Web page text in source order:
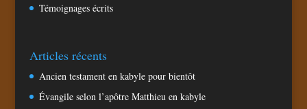
Témoignages écrits
Articles récents
Ancien testament en kabyle pour bientôt
Évangile selon l’apôtre Matthieu en kabyle